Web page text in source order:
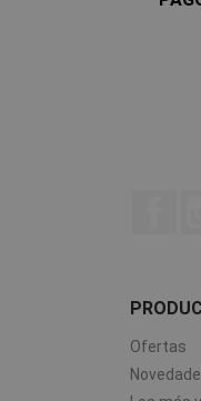
Ofertas